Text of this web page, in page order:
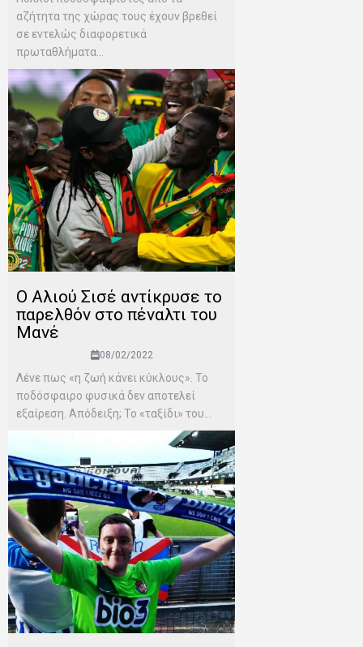
αζήτητα της χώρας τους έχουν βρεθεί
σε εντελώς διαφορετικά
πρωταθλήματα...
Ο Αλιού Σισέ αντίκρυσε το
παρελθόν στο πέναλτι του
Μανέ
08/02/2022
Λένε πως «η ζωή κάνει κύκλους». Το
ποδόσφαιρο φυσικά δεν αποτελεί
εξαίρεση. Απόδειξη; Το «ταξίδι» του...